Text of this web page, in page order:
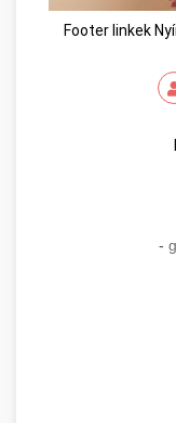
Footer linkek
-